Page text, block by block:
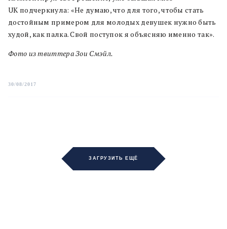
UK подчеркнула: «Не думаю, что для того, чтобы стать
достойным примером для молодых девушек нужно быть
худой, как палка. Свой поступок я объясняю именно так».
Фото из твиттера Зои Смэйл.
30/08/2017
ЗАГРУЗИТЬ ЕЩЁ